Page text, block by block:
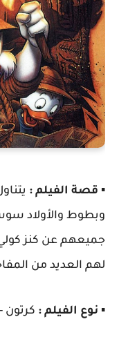
▪️ قصة الفيلم :
وبطوط والأولاد
جميعهم عن كنز كولي
لهم العديد من
▪️ نوع الفيلم : كرتون